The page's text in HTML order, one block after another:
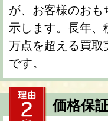
が、お客様のおも
示します。長年、
万点を超える買取
です。
価格保